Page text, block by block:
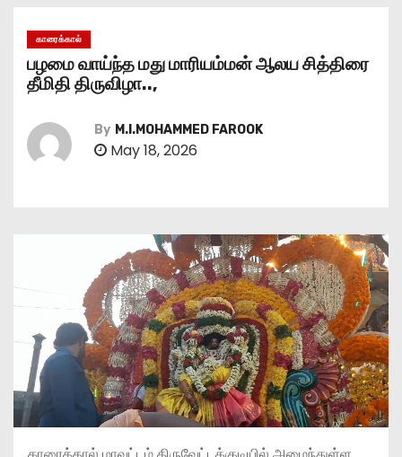
காரைக்கால்
பழமை வாய்ந்த மது மாரியம்மன் ஆலய சித்திரை
தீமிதி திருவிழா..,
By M.I.MOHAMMED FAROOK
May 18, 2026